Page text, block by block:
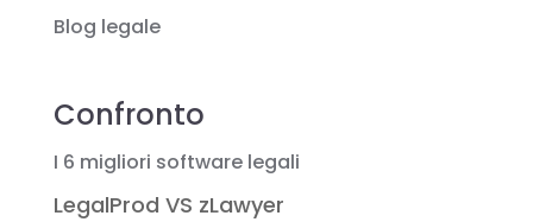
Blog legale
Confronto
I 6 migliori software legali
LegalProd VS zLawyer